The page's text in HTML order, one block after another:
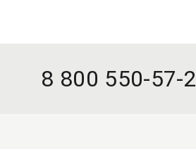
8 800 550-57-